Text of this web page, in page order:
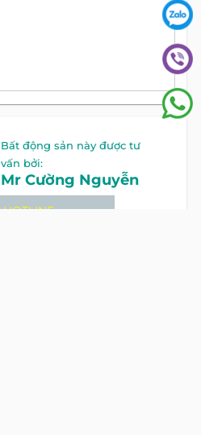
Bất động sản này được tư
vấn bởi:
Mr Cường Nguyễn
HOTLINE